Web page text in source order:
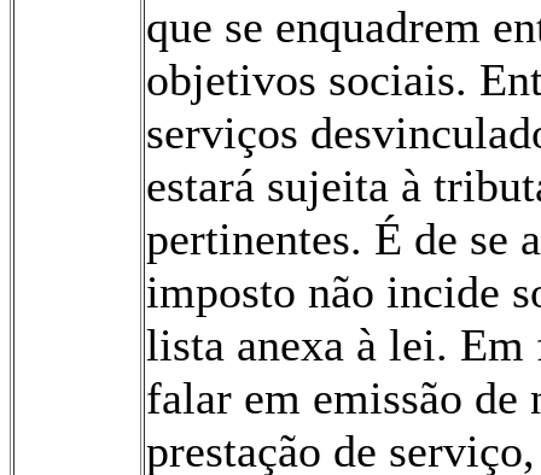
que se enquadrem
objetivos sociais.
serviços
estará sujeita à
pertinentes. É de se
imposto não incide
lista anexa à lei. Em
falar em emissão de
prestação de